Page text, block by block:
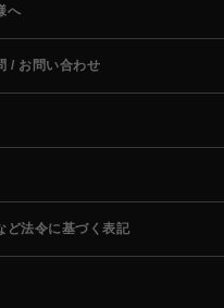
へ
/ お問い合わせ
ど法令に基づく表記